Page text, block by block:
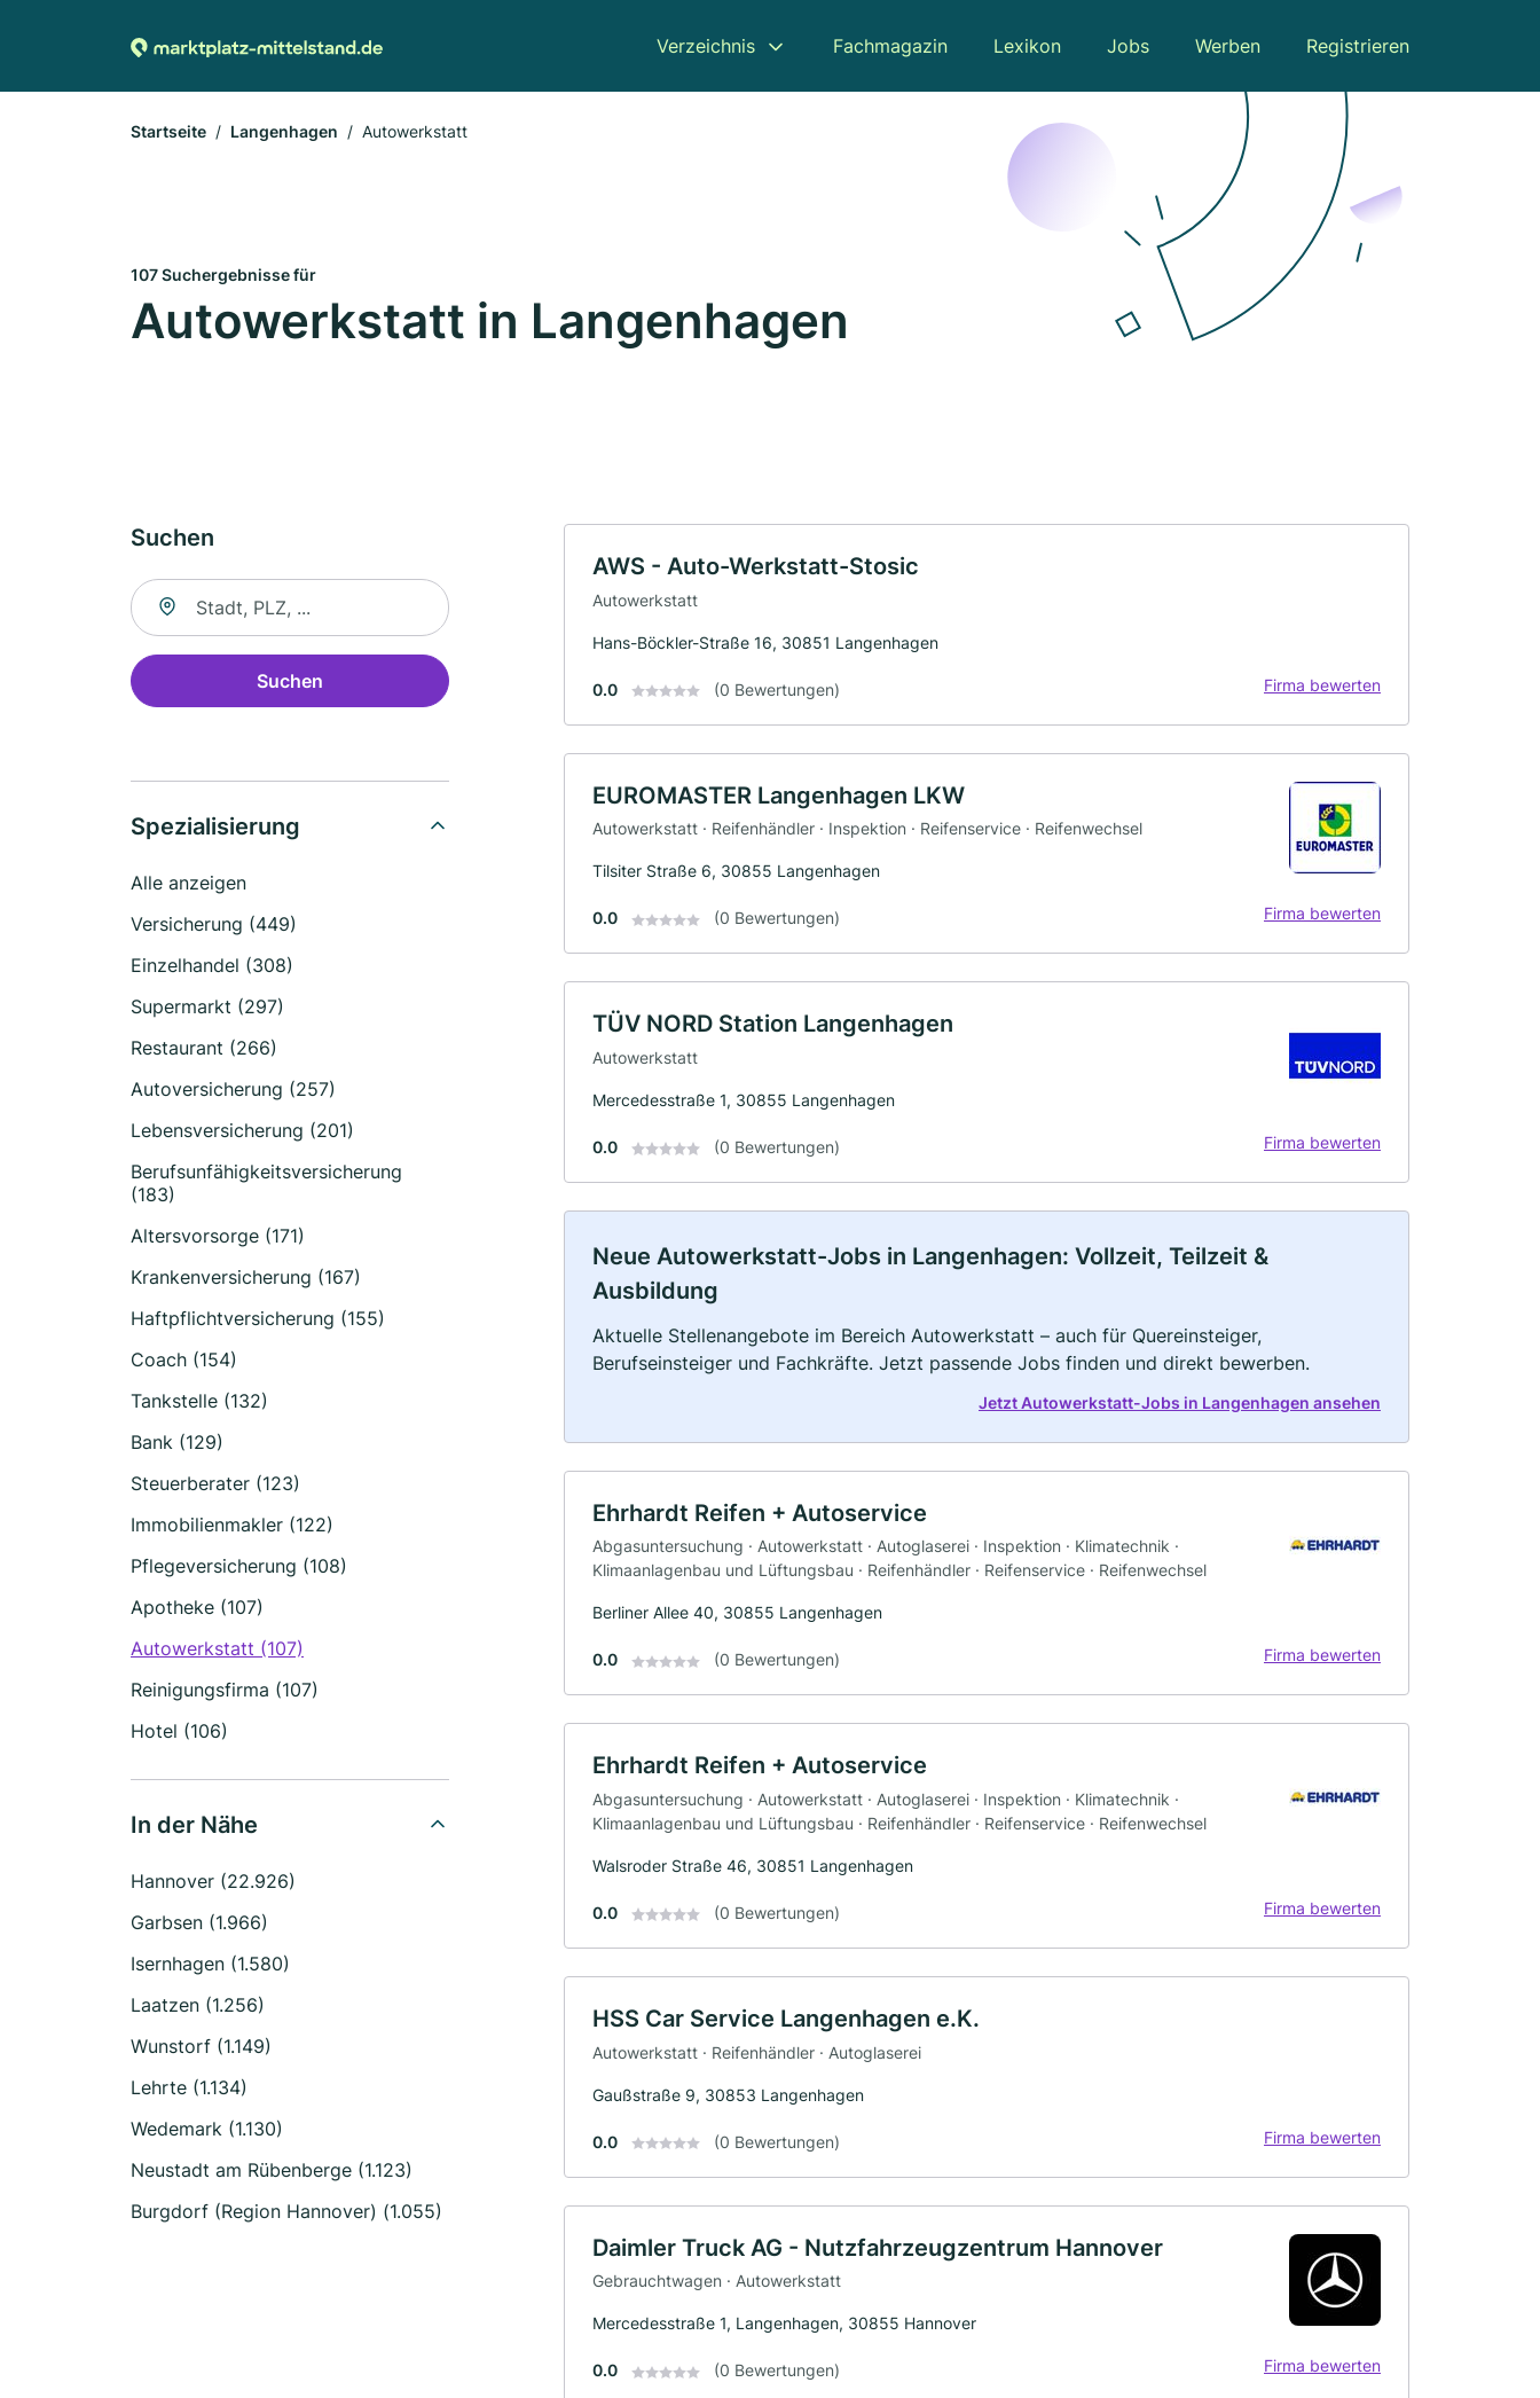
Verzeichnis Fachmagazin Lexikon Jobs Werben Registrieren
Startseite Langenhagen Autowerkstatt
107 Suchergebnisse für
Autowerkstatt in Langenhagen
Suchen
Suche nach Ort
Suchen
Spezialisierung
Alle anzeigen
Versicherung (449)
Einzelhandel (308)
Supermarkt (297)
Restaurant (266)
Autoversicherung (257)
Lebensversicherung (201)
Berufsunfähigkeitsversicherung
(183)
Altersvorsorge (171)
Krankenversicherung (167)
Haftpflichtversicherung (155)
Coach (154)
Tankstelle (132)
Bank (129)
Steuerberater (123)
Immobilienmakler (122)
Pflegeversicherung (108)
Apotheke (107)
Autowerkstatt (107)
Reinigungsfirma (107)
Hotel (106)
In der Nähe
Hannover (22.926)
Garbsen (1.966)
Isernhagen (1.580)
Laatzen (1.256)
Wunstorf (1.149)
Lehrte (1.134)
Wedemark (1.130)
Neustadt am Rübenberge (1.123)
Burgdorf (Region Hannover) (1.055)
AWS - Auto-Werkstatt-Stosic
Autowerkstatt
Hans-Böckler-Straße 16, 30851 Langenhagen
0.0 (0 Bewertungen) Firma bewerten
EUROMASTER Langenhagen LKW
Autowerkstatt · Reifenhändler · Inspektion · Reifenservice · Reifenwechsel
Tilsiter Straße 6, 30855 Langenhagen
0.0 (0 Bewertungen) Firma bewerten
TÜV NORD Station Langenhagen
Autowerkstatt
Mercedesstraße 1, 30855 Langenhagen
0.0 (0 Bewertungen) Firma bewerten
Neue Autowerkstatt-Jobs in Langenhagen: Vollzeit, Teilzeit &
Ausbildung
Aktuelle Stellenangebote im Bereich Autowerkstatt – auch für Quereinsteiger,
Berufseinsteiger und Fachkräfte. Jetzt passende Jobs finden und direkt bewerben.
Jetzt Autowerkstatt-Jobs in Langenhagen ansehen
Ehrhardt Reifen + Autoservice
Abgasuntersuchung · Autowerkstatt · Autoglaserei · Inspektion · Klimatechnik ·
Klimaanlagenbau und Lüftungsbau · Reifenhändler · Reifenservice · Reifenwechsel
Berliner Allee 40, 30855 Langenhagen
0.0 (0 Bewertungen) Firma bewerten
Ehrhardt Reifen + Autoservice
Abgasuntersuchung · Autowerkstatt · Autoglaserei · Inspektion · Klimatechnik ·
Klimaanlagenbau und Lüftungsbau · Reifenhändler · Reifenservice · Reifenwechsel
Walsroder Straße 46, 30851 Langenhagen
0.0 (0 Bewertungen) Firma bewerten
HSS Car Service Langenhagen e.K.
Autowerkstatt · Reifenhändler · Autoglaserei
Gaußstraße 9, 30853 Langenhagen
0.0 (0 Bewertungen) Firma bewerten
Daimler Truck AG - Nutzfahrzeugzentrum Hannover
Gebrauchtwagen · Autowerkstatt
Mercedesstraße 1, Langenhagen, 30855 Hannover
0.0 (0 Bewertungen) Firma bewerten